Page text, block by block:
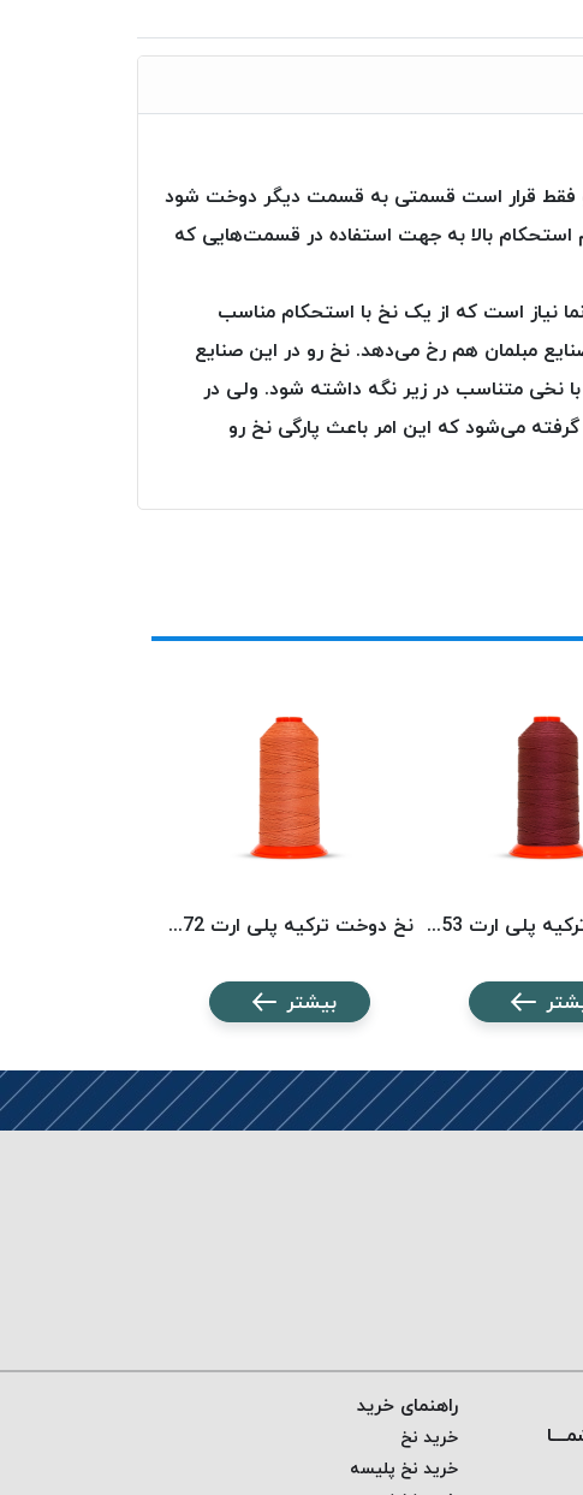
و فقط قرار است قسمتی به قسمت دیگر دوخت شود
بالا به جهت استفاده در قسمت‌هایی که
نیاز است که از یک نخ با استحکام مناسب
مبلمان هم رخ می‌دهد. نخ رو در این صنایع
با نخی متناسب در زیر نگه داشته شود. ولی در
می‌شود که این امر باعث پارگی نخ رو
نخ دوخت ترکیه پلی ارت 8153 POLYART نخ دوخت ترکیه پلی ارت 8072 POLYART
بیشتر
راهنمای خرید
خرید نخ
خرید نخ پلیسه